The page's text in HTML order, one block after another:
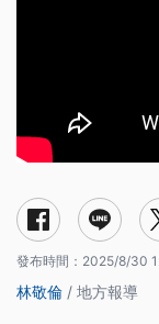
發布時間： 2025/8/30
林敬倫 / 地方報導